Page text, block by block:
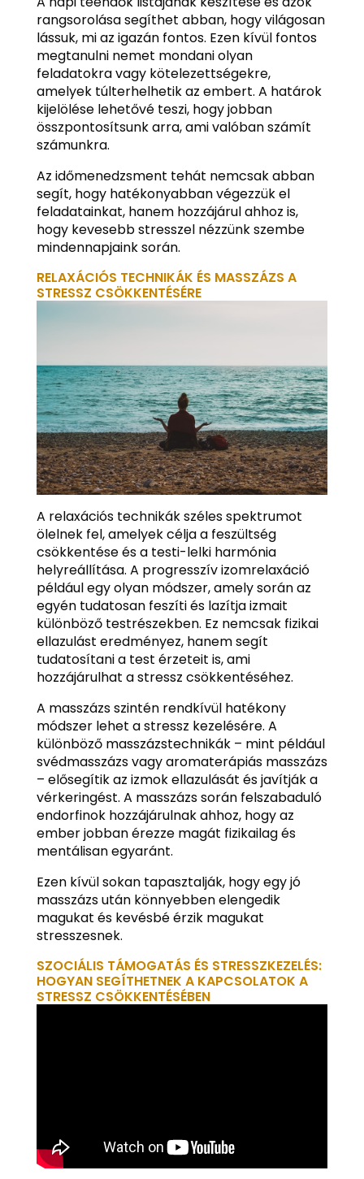
rangsorolása segíthet abban, hogy világosan
lássuk, mi az igazán fontos. Ezen kívül fontos
megtanulni nemet mondani olyan
feladatokra vagy kötelezettségekre,
amelyek túlterhelhetik az embert. A határok
kijelölése lehetővé teszi, hogy jobban
összpontosítsunk arra, ami valóban számít
számunkra.
Az időmenedzsment tehát nemcsak abban
segít, hogy hatékonyabban végezzük el
feladatainkat, hanem hozzájárul ahhoz is,
hogy kevesebb stresszel nézzünk szembe
mindennapjaink során.
RELAXÁCIÓS TECHNIKÁK ÉS MASSZÁZS A
STRESSZ CSÖKKENTÉSÉRE
A relaxációs technikák széles spektrumot
ölelnek fel, amelyek célja a feszültség
csökkentése és a testi-lelki harmónia
helyreállítása. A progresszív izomrelaxáció
például egy olyan módszer, amely során az
egyén tudatosan feszíti és lazítja izmait
különböző testrészekben. Ez nemcsak fizikai
ellazulást eredményez, hanem segít
tudatosítani a test érzeteit is, ami
hozzájárulhat a stressz csökkentéséhez.
A masszázs szintén rendkívül hatékony
módszer lehet a stressz kezelésére. A
különböző masszázstechnikák – mint például
svédmasszázs vagy aromaterápiás masszázs
– elősegítik az izmok ellazulását és javítják a
vérkeringést. A masszázs során felszabaduló
endorfinok hozzájárulnak ahhoz, hogy az
ember jobban érezze magát fizikailag és
mentálisan egyaránt.
Ezen kívül sokan tapasztalják, hogy egy jó
masszázs után könnyebben elengedik
magukat és kevésbé érzik magukat
stresszesnek.
SZOCIÁLIS TÁMOGATÁS ÉS STRESSZKEZELÉS:
HOGYAN SEGÍTHETNEK A KAPCSOLATOK A
STRESSZ CSÖKKENTÉSÉBEN